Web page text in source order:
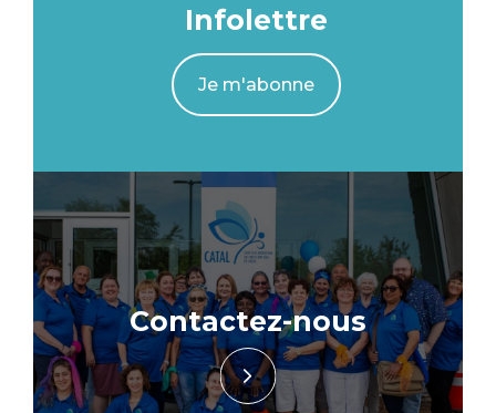
Infolettre
Je m'abonne
Contactez-nous